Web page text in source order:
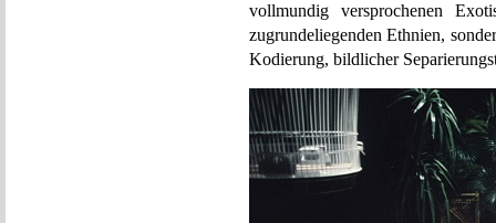
vollmundig versprochenen
zugrundeliegenden Ethnien,
Kodierung, bildlicher